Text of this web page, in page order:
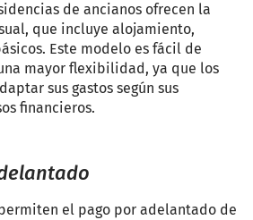
de ancianos ofrecen la
que incluye alojamiento,
Este modelo es fácil de
mayor flexibilidad, ya que los
sus gastos según sus
financieros.
el pago por adelantado de